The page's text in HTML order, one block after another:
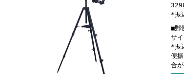
*振
■郵
サ
*振
便
合が